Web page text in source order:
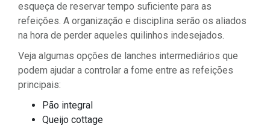
esqueça de reservar tempo suficiente para as
refeições. A organização e disciplina serão os aliados
na hora de perder aqueles quilinhos indesejados.
Veja algumas opções de lanches intermediários que
podem ajudar a controlar a fome entre as refeições
principais:
Pão integral
Queijo cottage